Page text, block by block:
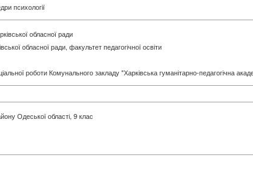
психології
обласної ради
обласної ради, факультет педагогічної освіти
роботи Комунального закладу "Харківська гуманітарно-педагогічна
Одеської області, 9 клас